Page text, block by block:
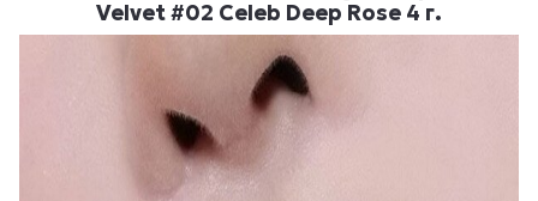
Velvet #02 Celeb Deep Rose 4 г.